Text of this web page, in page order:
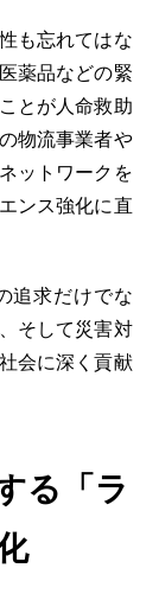
も忘れてはな
薬品などの緊
とが人命救助
物流事業者や
ットワークを
ンス強化に直
追求だけでな
そして災害対
会に深く貢献
る「ラ